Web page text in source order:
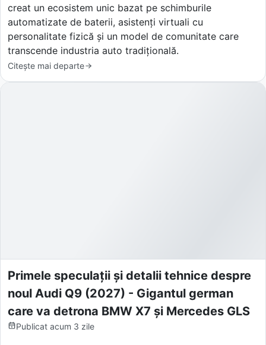
creat un ecosistem unic bazat pe schimburile
automatizate de baterii, asistenți virtuali cu
personalitate fizică și un model de comunitate care
transcende industria auto tradițională.
Citește mai departe
Primele speculații și detalii tehnice despre
noul Audi Q9 (2027) - Gigantul german
care va detrona BMW X7 și Mercedes GLS
Publicat acum 3 zile